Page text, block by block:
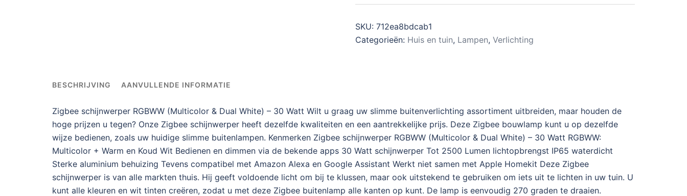
SKU: 712ea8bdcab1
Categorieën: Huis en tuin, Lampen, Verlichting
BESCHRIJVING AANVULLENDE INFORMATIE
Zigbee schijnwerper RGBWW (Multicolor & Dual White) – 30 Watt Wilt u graag uw slimme buitenverlichting assortiment uitbreiden, maar houden de
hoge prijzen u tegen? Onze Zigbee schijnwerper heeft dezelfde kwaliteiten en een aantrekkelijke prijs. Deze Zigbee bouwlamp kunt u op dezelfde
wijze bedienen, zoals uw huidige slimme buitenlampen. Kenmerken Zigbee schijnwerper RGBWW (Multicolor & Dual White) – 30 Watt RGBWW:
Multicolor + Warm en Koud Wit Bedienen en dimmen via de bekende apps 30 Watt schijnwerper Tot 2500 Lumen lichtopbrengst IP65 waterdicht
Sterke aluminium behuizing Tevens compatibel met Amazon Alexa en Google Assistant Werkt niet samen met Apple Homekit Deze Zigbee
schijnwerper is van alle markten thuis. Hij geeft voldoende licht om bij te klussen, maar ook uitstekend te gebruiken om iets uit te lichten in uw tuin. U
kunt alle kleuren en wit tinten creëren, zodat u met deze Zigbee buitenlamp alle kanten op kunt. De lamp is eenvoudig 270 graden te draaien.